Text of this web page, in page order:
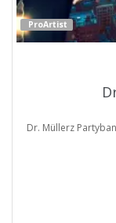
ProArtist
Dr. Müllerz